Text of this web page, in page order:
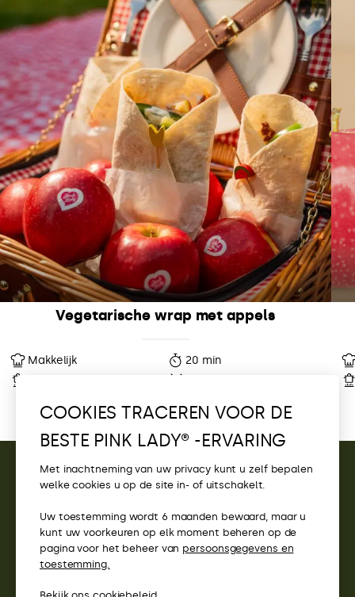
Vegetarische wrap met appels
Makkelijk
20 min
CONTACT
TOEGANG
PINK LADY® WEBSITES
COOKIES TRACEREN VOOR DE
BESTE PINK LADY® -ERVARING
Met inachtneming van uw privacy kunt u zelf bepalen
welke cookies u op de site in- of uitschakelt.
Uw toestemming wordt 6 maanden bewaard, maar u
kunt uw voorkeuren op elk moment beheren op de
pagina voor het beheer van persoonsgegevens en
toestemming.